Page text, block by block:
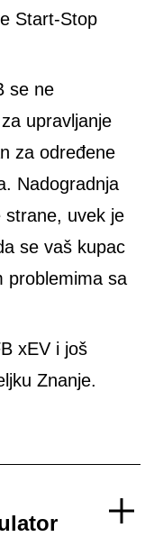
Start-Stop
se ne
upravljanje
za određene
Nadogradnja
strane, uvek je
se vaš kupac
problemima sa
xEV i još
Znanje.